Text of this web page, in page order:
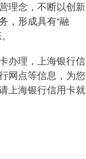
理念，不断以创新
，形成具有“融
办理，上海银行信
网点等信息，为您
上海银行信用卡就